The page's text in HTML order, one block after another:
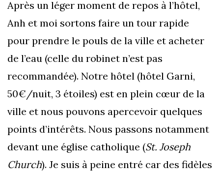
Après un léger moment de repos à l’hôtel,
Anh et moi sortons faire un tour rapide
pour prendre le pouls de la ville et acheter
de l’eau (celle du robinet n’est pas
recommandée). Notre hôtel (hôtel Garni,
50€/nuit, 3 étoiles) est en plein cœur de la
ville et nous pouvons apercevoir quelques
points d’intérêts. Nous passons notamment
devant une église catholique (St. Joseph
Church). Je suis à peine entré car des fidèles